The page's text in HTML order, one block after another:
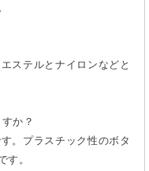
ステルとナイロンなどと
か？
。プラスチック性のボタ
す。